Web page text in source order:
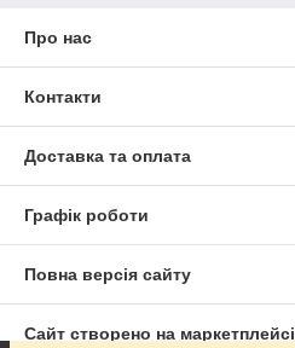
Про нас
Контакти
Доставка та оплата
Графік роботи
Повна версія сайту
Сайт створено на маркетплейсі